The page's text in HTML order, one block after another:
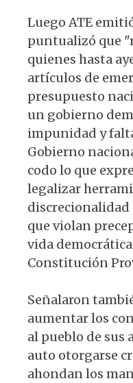
Luego ATE
puntualizó que
quienes hasta
artículos de
presupuesto
un gobierno
impunidad y
Gobierno
codo lo que
legalizar
discrecionalidad
que violan
vida
Constitución
Señalaron
aumentar los
al pueblo de sus
auto otorgarse
ahondan los